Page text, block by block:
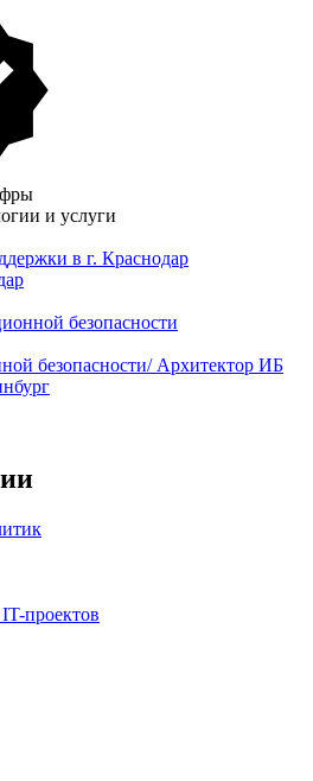
и услуги
в г. Краснодар
безопасности
безопасности/ Архитектор ИБ
проектов